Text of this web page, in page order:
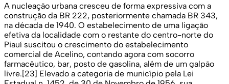
A nucleação urbana cresceu de forma expressiva com a
construção da BR 222, posteriormente chamada BR 343,
na década de 1940. O estabelecimento de uma ligação
efetiva da localidade com o restante do centro-norte do
Piauí suscitou o crescimento do estabelecimento
comercial de Acelino, contando agora com socorro
farmacêutico, bar, posto de gasolina, além de um galpão
livre.[23] Elevado a categoria de município pela Lei